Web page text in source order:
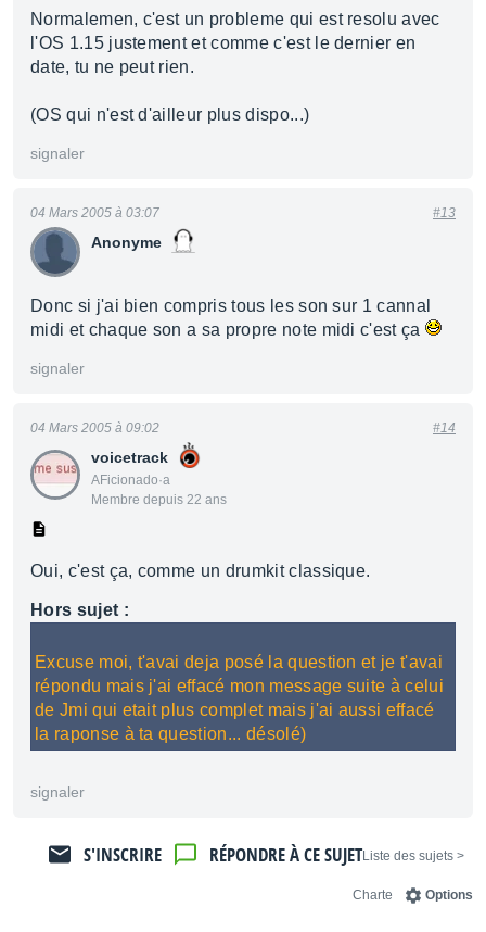
Normalemen, c'est un probleme qui est resolu avec
l'OS 1.15 justement et comme c'est le dernier en
date, tu ne peut rien.
(OS qui n'est d'ailleur plus dispo...)
signaler
Anonyme
04 Mars 2005 à 03:07 #13
Donc si j'ai bien compris tous les son sur 1 cannal
midi et chaque son a sa propre note midi c'est ça
signaler
voicetrack
AFicionado·a
Membre depuis 22 ans
04 Mars 2005 à 09:02 #14
Oui, c'est ça, comme un drumkit classique.
Hors sujet :
Excuse moi, t'avai deja posé la question et je t'avai
répondu mais j'ai effacé mon message suite à celui
de Jmi qui etait plus complet mais j'ai aussi effacé
la raponse à ta question... désolé)
signaler
< Liste des sujets
RÉPONDRE À CE SUJET
S'INSCRIRE
Options
Charte